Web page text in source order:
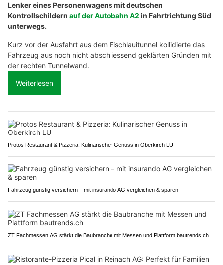
Lenker eines Personenwagens mit deutschen
Kontrollschildern auf der Autobahn A2 in Fahrtrichtung Süd
unterwegs.
Kurz vor der Ausfahrt aus dem Fischlauitunnel kollidierte das
Fahrzeug aus noch nicht abschliessend geklärten Gründen mit
der rechten Tunnelwand.
Weiterlesen
Protos Restaurant & Pizzeria: Kulinarischer Genuss in Oberkirch LU
Fahrzeug günstig versichern – mit insurando AG vergleichen & sparen
ZT Fachmessen AG stärkt die Baubranche mit Messen und Plattform bautrends.ch